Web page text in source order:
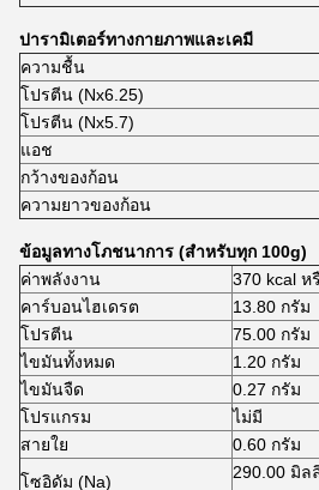
ปารามิเตอร์ทางกายภาพและเคมี
ความชื้น
โปรตีน (Nx6.25)
โปรตีน (Nx5.7)
แอช
กว้างของก้อน
ความยาวของก้อน
ข้อมูลทางโภชนาการ (สําหรับทุก 100g)
ค่าพลังงาน
370 kcal ห
คาร์บอนไฮเดรต
13.80 กรัม
โปรตีน
75.00 กรัม
ไขมันทั้งหมด
1.20 กรัม
ไขมันจืด
0.27 กรัม
โปรแกรม
ไม่มี
สายใย
0.60 กรัม
โซอิดัม (Na)
290.00 มิล